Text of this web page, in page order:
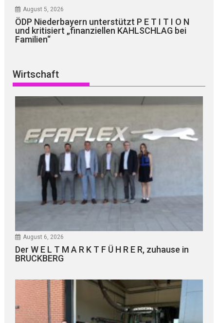
August 5, 2026
ÖDP Niederbayern unterstützt P E T I T I O N
und kritisiert „finanziellen KAHLSCHLAG bei
Familien“
Wirtschaft
August 6, 2026
Der W E L T M A R K T F Ü H R E R, zuhause in
BRUCKBERG